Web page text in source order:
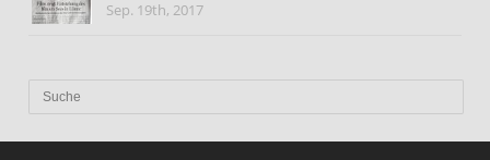
Sep. 19th, 2017